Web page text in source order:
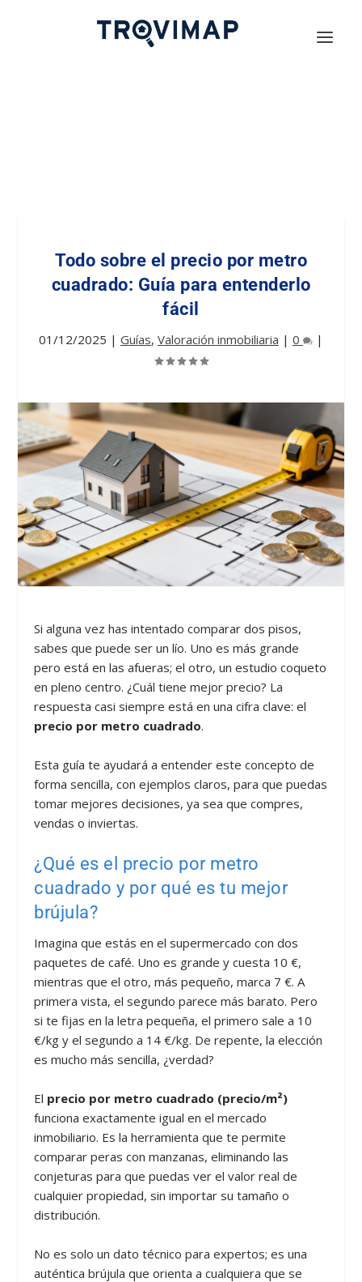
Todo sobre el precio por metro
cuadrado: Guía para entenderlo
fácil
01/12/2025 | Guías, Valoración inmobiliaria | 0 |
Si alguna vez has intentado comparar dos pisos,
sabes que puede ser un lío. Uno es más grande
pero está en las afueras; el otro, un estudio coqueto
en pleno centro. ¿Cuál tiene mejor precio? La
respuesta casi siempre está en una cifra clave: el
precio por metro cuadrado.
Esta guía te ayudará a entender este concepto de
forma sencilla, con ejemplos claros, para que puedas
tomar mejores decisiones, ya sea que compres,
vendas o inviertas.
¿Qué es el precio por metro
cuadrado y por qué es tu mejor
brújula?
Imagina que estás en el supermercado con dos
paquetes de café. Uno es grande y cuesta 10 €,
mientras que el otro, más pequeño, marca 7 €. A
primera vista, el segundo parece más barato. Pero
si te fijas en la letra pequeña, el primero sale a 10
€/kg y el segundo a 14 €/kg. De repente, la elección
es mucho más sencilla, ¿verdad?
El precio por metro cuadrado (precio/m²)
funciona exactamente igual en el mercado
inmobiliario. Es la herramienta que te permite
comparar peras con manzanas, eliminando las
conjeturas para que puedas ver el valor real de
cualquier propiedad, sin importar su tamaño o
distribución.
No es solo un dato técnico para expertos; es una
auténtica brújula que orienta a cualquiera que se